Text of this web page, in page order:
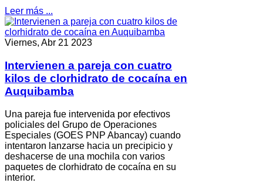
Leer más ...
Viernes, Abr 21 2023
Intervienen a pareja con cuatro
kilos de clorhidrato de cocaína en
Auquibamba
Una pareja fue intervenida por efectivos
policiales del Grupo de Operaciones
Especiales (GOES PNP Abancay) cuando
intentaron lanzarse hacia un precipicio y
deshacerse de una mochila con varios
paquetes de clorhidrato de cocaína en su
interior.